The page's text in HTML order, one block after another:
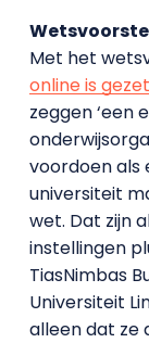
Met het
online is gezet
zeggen ‘een
voordoen als
universiteit
wet. Dat zijn
instellingen
TiasNimbas
Universiteit
alleen dat ze